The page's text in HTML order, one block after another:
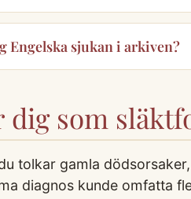
Engelska sjukan i arkiven?
dig som
tolkar gamla
diagnos kunde omfatta